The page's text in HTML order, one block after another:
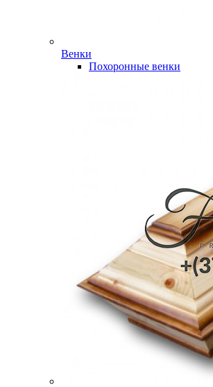
Венки
Похоронные венки